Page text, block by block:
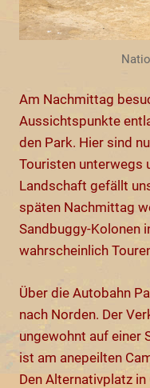
Am Nachmittag
Aussichtspunkte
den Park. Hier sind
Touristen unterwegs
Landschaft gefällt
späten Nachmittag
Sandbuggy-Kolonen
wahrscheinlich
Über die Autobahn
nach Norden. Der
ungewohnt auf einer
ist am anepeilten
Den Alternativplatz